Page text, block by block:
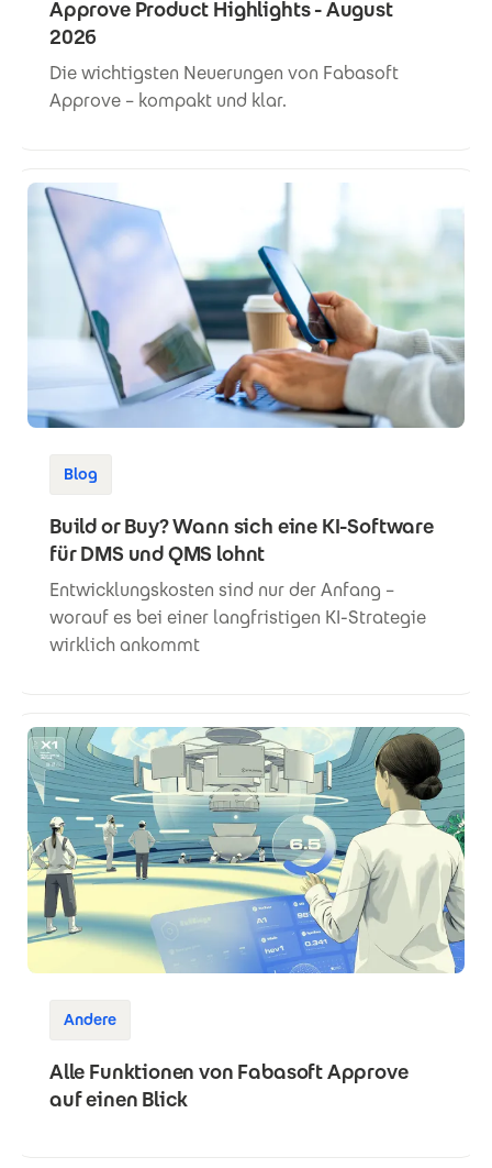
Approve Product Highlights - August
2026
Die wichtigsten Neuerungen von Fabasoft
Approve – kompakt und klar.
Blog
Build or Buy? Wann sich eine KI-Software
für DMS und QMS lohnt
Entwicklungskosten sind nur der Anfang –
worauf es bei einer langfristigen KI-Strategie
wirklich ankommt
Andere
Alle Funktionen von Fabasoft Approve
auf einen Blick